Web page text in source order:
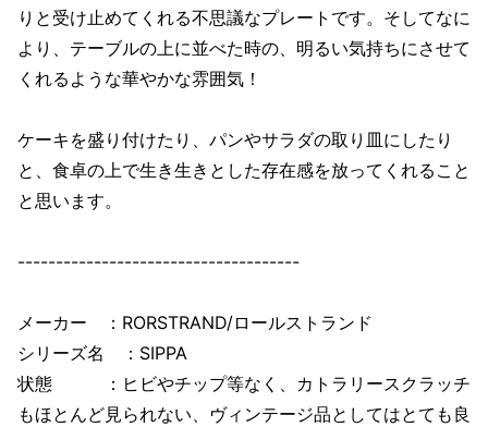
りと受け止めてくれる不思議なプレートです。そしてなに
より、テーブルの上に並べた時の、明るい気持ちにさせて
くれるような華やかな雰囲気！
ケーキを盛り付けたり、パンやサラダの取り皿にしたり
と、食卓の上で生き生きとした存在感を放ってくれること
と思います。
-------------------------------------
メーカー ：RORSTRAND/ロールストランド
シリーズ名 ：SIPPA
状態 ：ヒビやチップ等なく、カトラリースクラッチ
もほとんど見られない、ヴィンテージ品としてはとても良